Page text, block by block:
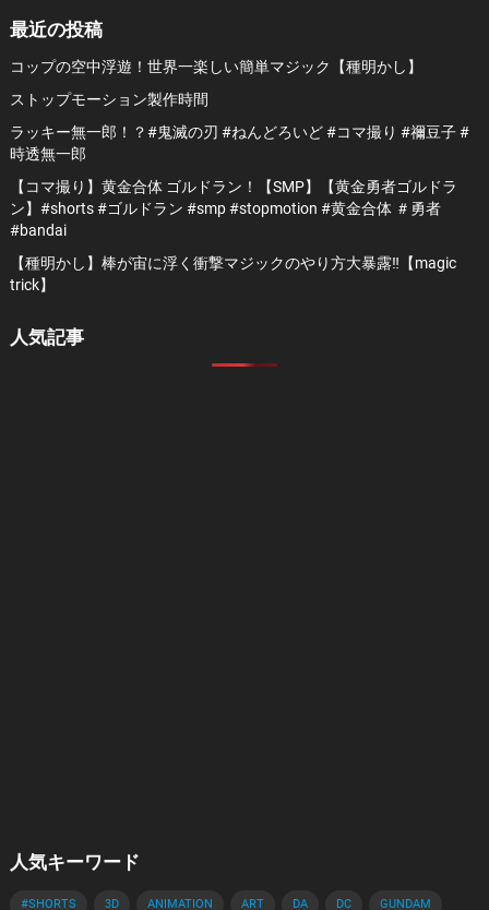
最近の投稿
コップの空中浮遊！世界一楽しい簡単マジック【種明かし】
ストップモーション製作時間
ラッキー無一郎！？#鬼滅の刃 #ねんどろいど #コマ撮り #禰豆子 #
時透無一郎
【コマ撮り】黄金合体 ゴルドラン！【SMP】【黄金勇者ゴルドラ
ン】#shorts #ゴルドラン #smp #stopmotion #黄金合体 ＃勇者
#bandai
【種明かし】棒が宙に浮く衝撃マジックのやり方大暴露‼️【magic
trick】
人気記事
人気キーワード
#SHORTS 3D ANIMATION ART DA DC GUNDAM